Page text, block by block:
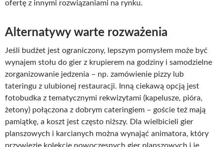
ofertę z innymi rozwiązaniami na rynku.
Alternatywy warte rozważenia
Jeśli budżet jest ograniczony, lepszym pomysłem może być
wynajem stołu do gier z krupierem na godziny i samodzielne
zorganizowanie jedzenia – np. zamówienie pizzy lub
tateringu z ulubionej restauracji. Inną ciekawą opcją jest
fotobudka z tematycznymi rekwizytami (kapelusze, pióra,
żetony) połączona z dobrym cateringiem – goście też mają
pamiątkę, a koszt jest często niższy. Dla wielbicieli gier
planszowych i karcianych można wynająć animatora, który